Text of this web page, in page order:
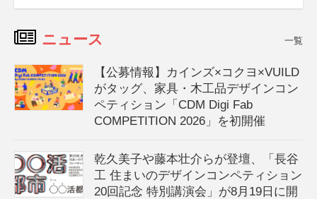
ニュース 一覧
【公募情報】カインズ×コクヨ×VUILD
がタッグ、家具・木工品デザインコン
ペティション「CDM Digi Fab
COMPETITION 2026」を初開催
乾久美子や藤本壮介らが登壇、「長谷
工 住まいのデザインコンペティション
20回記念 特別講演会」が8月19日に開